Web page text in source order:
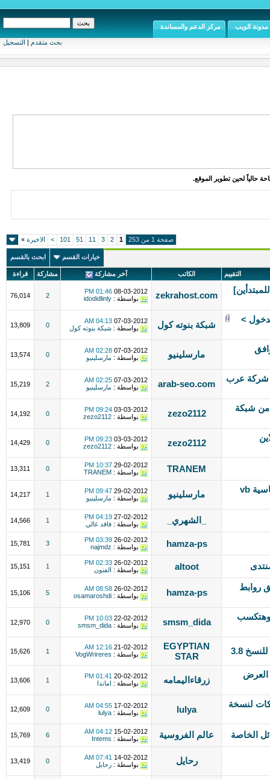
بحث متقدم | التسجيل
مدونة الويب مركز الدعم والمساندة
حالياً لحين تطوير الموقع.
صفحة 1 من 253 1
2
3
11
51
101
> الاخيرة »
خيارات القسم ابحث بالقسم
التقييم الكاتب آخر مشاركة مشاركة قراءة
zekrahost.com
08-03-2012
01:46 PM
بواسطة : idodidlinly
2
76,014
>
شبكة بنوته كول 07-03-2012
04:13 AM
بواسطة : شبكة بنوته كول 0
13,809
مارسلينيو 07-03-2012
02:28 AM
بواسطة : مارسلينيو 0
13,574
شركة عرب
arab-seo.com
07-03-2012
02:25 AM
بواسطة : مارسلينيو 2
15,219
2012 مقدم من شبكة
zezo2112
03-03-2012
09:24 PM
بواسطة : zezo2112
0
14,192
zezo2112
03-03-2012
09:23 PM
بواسطة : zezo2112
0
14,429
TRANEM
29-02-2012
10:37 PM
بواسطة : TRANEM
0
13,311
ستايل انعكاس 2 موافق للمعايير القياسية vb مارسلينيو 29-02-2012
09:47 PM
بواسطة : مارسلينيو 1
14,217
_الشهري_ 27-02-2012
04:19 PM
بواسطة : فاقد غالي 1
14,566
hamza-ps
26-02-2012
03:39 PM
بواسطة : najmdz
3
15,781
altoot
26-02-2012
02:33 PM
بواسطة :
الفنون 1
15,151
روابط
hamza-ps
26-02-2012
08:58 AM
بواسطة : osamaroshdi
5
15,106
وهتكسب
smsm_dida
22-02-2012
10:03 PM
بواسطة : smsm_dida
0
12,970
EGYPTIAN
STAR
21-02-2012
12:16 AM
بواسطة : VogWrireres
1
15,626
العرض
زرقاءاليمامه 20-02-2012
01:41 PM
بواسطة :
اماندا 1
13,606
لنسخة
lulya
17-02-2012
04:55 AM
بواسطة : lulya
0
12,609
الخاصة عالم الفروسية 15-02-2012
04:12 AM
بواسطة : Intems
6
15,769
رحايل 14-02-2012
07:41 AM
بواسطة : رحايل 0
13,419